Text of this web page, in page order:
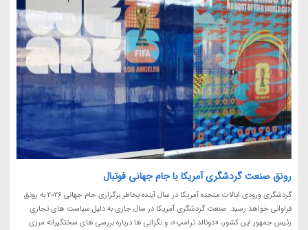
رونق صنعت گردشگری آمریکا با جام جهانی فوتبال
گردشگری ورودی ایالات متحده آمریکا در سال آینده بخاطر برگزاری جام جهانی 2026 به رونق
فراوانی خواهد رسید. صنعت گردشگری آمریکا در سال جاری به دلیل سیاست های تجاری
رئیس جمهور این کشور، «دونالد ترامپ»، و نگرانی ها درباره بررسی های سختگیرانه مرزی